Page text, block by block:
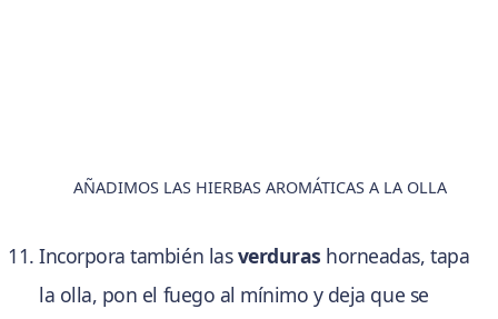
AÑADIMOS LAS HIERBAS AROMÁTICAS A LA OLLA
Incorpora también lasverduras horneadas, tapa
la olla, pon el fuego al mínimo y deja que se